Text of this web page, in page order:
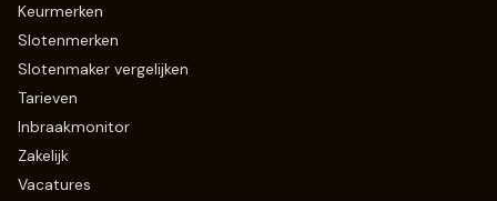
Keurmerken
Slotenmerken
Slotenmaker vergelijken
Tarieven
Inbraakmonitor
Zakelijk
Vacatures